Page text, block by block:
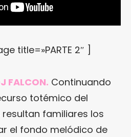
title=»PARTE 2″ ]
FALCON. Continuando
totémico del
resultan familiares los
el fondo melódico de